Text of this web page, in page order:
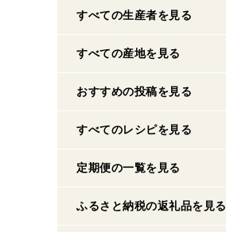
すべての生産者を見る
すべての産地を見る
おすすめの投稿を見る
すべてのレシピを見る
定期便の一覧を見る
ふるさと納税の返礼品を見る